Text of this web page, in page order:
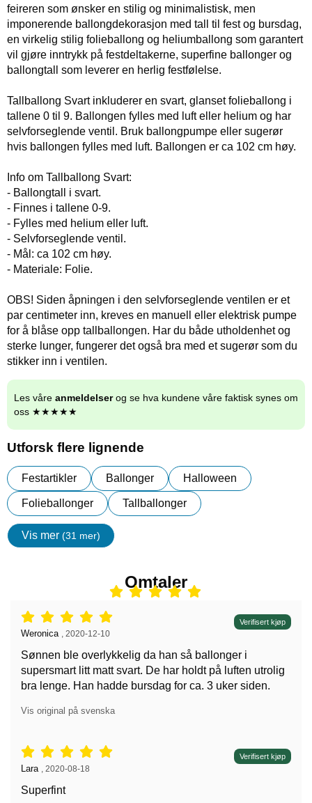
feireren som ønsker en stilig og minimalistisk, men
imponerende ballongdekorasjon med tall til fest og bursdag,
en virkelig stilig folieballong og heliumballong som garantert
vil gjøre inntrykk på festdeltakerne, superfine ballonger og
ballongtall som leverer en herlig festfølelse.
Tallballong Svart inkluderer en svart, glanset folieballong i
tallene 0 til 9. Ballongen fylles med luft eller helium og har
selvforseglende ventil. Bruk ballongpumpe eller sugerør
hvis ballongen fylles med luft. Ballongen er ca 102 cm høy.
Info om Tallballong Svart:
- Ballongtall i svart.
- Finnes i tallene 0-9.
- Fylles med helium eller luft.
- Selvforseglende ventil.
- Mål: ca 102 cm høy.
- Materiale: Folie.
OBS! Siden åpningen i den selvforseglende ventilen er et
par centimeter inn, kreves en manuell eller elektrisk pumpe
for å blåse opp tallballongen. Har du både utholdenhet og
sterke lunger, fungerer det også bra med et sugerør som du
stikker inn i ventilen.
Les våre anmeldelserog se hva kundene våre faktisk synes om
oss ★★★★★
Utforsk flere lignende
Festartikler Ballonger Halloween
Folieballonger Tallballonger
Vis mer (31 mer)
egenskaper
Omtaler
Vurdering: 5 stjerne av 5, Verifisert kjøp
Anmeldelse av:
Weronica 2020-12-10
Sønnen ble overlykkelig da han så ballonger i
supersmart litt matt svart. De har holdt på luften utrolig
bra lenge. Han hadde bursdag for ca. 3 uker siden.
Vis original på svenska
Vurdering: 5 stjerne av 5, Verifisert kjøp
Anmeldelse av:
Lara 2020-08-18
Superfint